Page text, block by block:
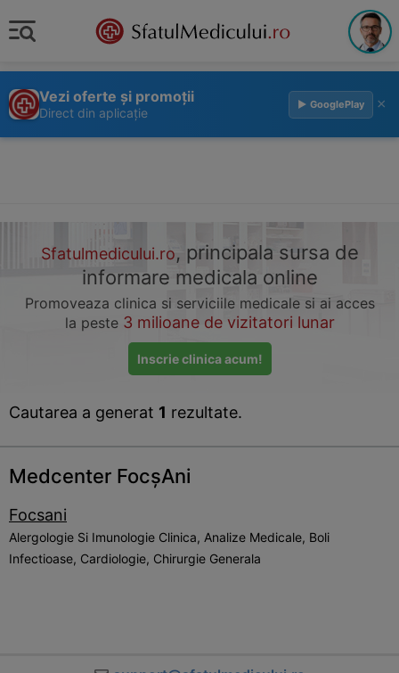
Vezi oferte și promoții
Direct din aplicație
▶ GooglePlay ×
Sfatulmedicului.ro, principala sursa de
informare medicala online
Promoveaza clinica si serviciile medicale si ai acces
la peste 3 milioane de vizitatori lunar
Inscrie clinica acum!
Cautarea a generat 1 rezultate.
Medcenter FocșAni
Focsani
Alergologie Si Imunologie Clinica, Analize Medicale, Boli
Infectioase, Cardiologie, Chirurgie Generala